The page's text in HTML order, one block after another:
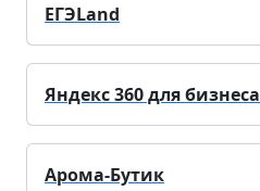
ЕГЭLand
Яндекс 360 для бизнеса
Арома-Бутик